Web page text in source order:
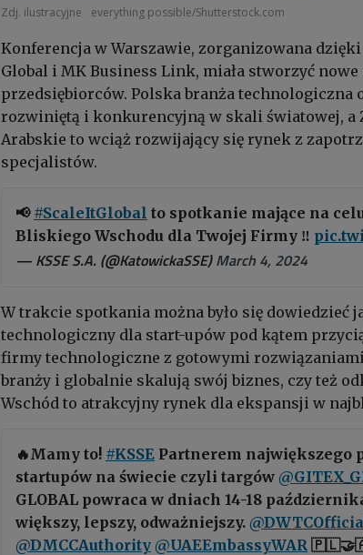
Zdj. ilustracyjne everything possible/Shutterstock.com
Konferencja w Warszawie, zorganizowana
Global i MK Business Link, miała stworzyć
przedsiębiorców. Polska branża technologiczna
rozwiniętą i konkurencyjną w skali światowej, a
Arabskie to wciąż rozwijający się rynek z
specjalistów.
📢 #ScaleItGlobal to spotkanie mające na
Bliskiego Wschodu dla Twojej Firmy ‼️
— KSSE S.A. (@KatowickaSSE)March 4, 2024
W trakcie spotkania można było się dowiedzieć
technologiczny dla start-upów pod kątem
firmy technologiczne z gotowymi rozwiązaniami
branży i globalnie skalują swój biznes, czy też
Wschód to atrakcyjny rynek dla ekspansji w
🔥Mamy to! #KSSE Partnerem największego
startupów na świecie czyli targów
GLOBAL powraca w dniach 14-18
większy, lepszy, odważniejszy.
@DMCCAuthority @UAEEmbassyWAR